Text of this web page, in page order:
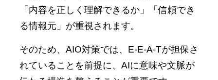
「内容を正しく理解できるか」「信頼でき
る情報元」が重視されます。
そのため、AIO対策では、E-E-A-Tが担保さ
れていることを前提に、AIに意味や文脈が